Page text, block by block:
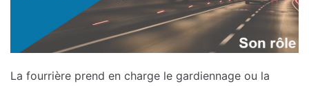
La fourrière prend en charge le gardiennage ou la